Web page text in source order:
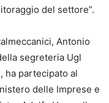
del settore”.
Antonio
segreteria Ugl
ha partecipato al
delle Imprese e